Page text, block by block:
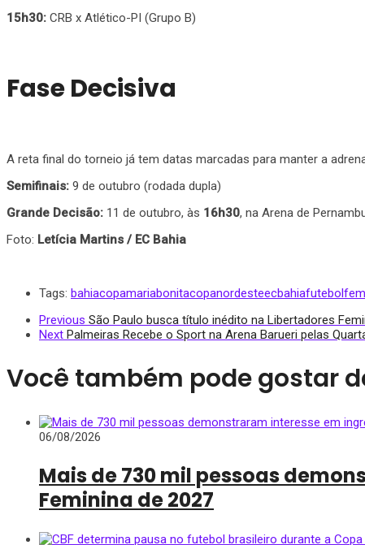
15h30: CRB x Atlético-PI (Grupo B)
Fase Decisiva
A reta final do torneio já tem datas marcadas para manter a
Semifinais: 9 de outubro (rodada dupla)
Grande Decisão: 11 de outubro, às 16h30, na Arena de
Foto: Letícia Martins / EC Bahia
Tags: bahiacopamariabonitacopanordesteecbahia
Previous São Paulo busca título inédito na Libertadores
Next Palmeiras Recebe o Sport na Arena Barueri pelas
Você também pode gostar
06/08/2026
Mais de 730 mil pessoas
Feminina de 2027